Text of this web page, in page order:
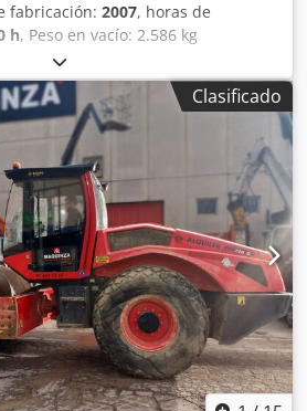
fabricación: 2007, horas de
h, Peso en vacío: 2.586 kg
248 x 128 x 180 cm Ubicación: El
El BOMAG BW120AD4 es ideal
ligera en obras urbanas o
Buena maniobrabilidad,
correcto. Se presenta
para trabajar desde el
optimizar tu inversión con
mano. Dodpfxozb I Tms Abzock
kg Tipología: Ligera Anchura de
de tambor: 700 mm
40 l CE
Clasificado